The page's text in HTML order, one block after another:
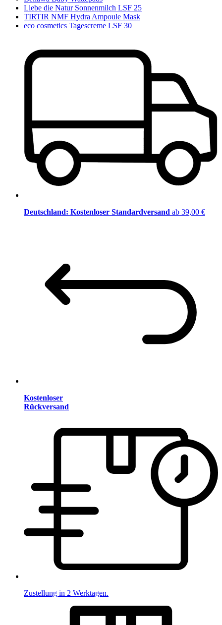
Liebe die Natur Sonnenmilch LSF 25
TIRTIR NMF Hydra Ampoule Mask
eco cosmetics Tagescreme LSF 30
Deutschland: Kostenloser Standardversand ab 39,00 €
Kostenloser
Rückversand
Zustellung in 2 Werktagen.